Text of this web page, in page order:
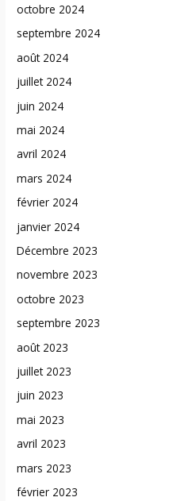
octobre 2024
septembre 2024
août 2024
juillet 2024
juin 2024
mai 2024
avril 2024
mars 2024
février 2024
janvier 2024
Décembre 2023
novembre 2023
octobre 2023
septembre 2023
août 2023
juillet 2023
juin 2023
mai 2023
avril 2023
mars 2023
février 2023